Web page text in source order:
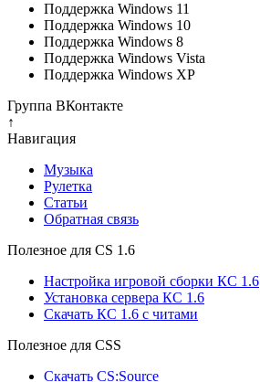
Поддержка Windows 11
Поддержка Windows 10
Поддержка Windows 8
Поддержка Windows Vista
Поддержка Windows XP
Группа ВКонтакте
↑
Навигация
Музыка
Рулетка
Cтатьи
Обратная связь
Полезное для CS 1.6
Настройка игровой сборки КС 1.6
Установка сервера КС 1.6
Скачать КС 1.6 с читами
Полезное для CSS
Скачать CS:Source